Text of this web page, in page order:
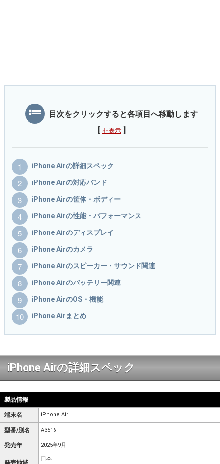
目次をクリックすると各項目へ移動します
[ 非表示 ]
iPhone Airの詳細スペック
iPhone Airの対応バンド
iPhone Airの筐体・ボディー
iPhone Airの性能・パフォーマンス
iPhone Airのディスプレイ
iPhone Airのカメラ
iPhone Airのスピーカー・サウンド関連
iPhone Airのバッテリー関連
iPhone AirのOS・機能
iPhone Airまとめ
iPhone Airの詳細スペック
製品情報
端末名 iPhone Air
型番/別名 A3516
発売年 2025年9月
発売地域
日本